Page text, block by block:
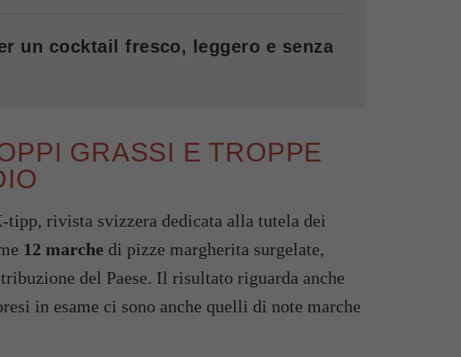
un cocktail fresco, leggero e senza
GRASSI E TROPPE
rivista svizzera dedicata alla tutela dei
12 marche di pizze margherita surgelate,
del Paese. Il risultato riguarda anche
in esame ci sono anche quelli di note marche